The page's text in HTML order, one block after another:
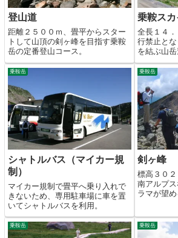
登山道
距離２５００ｍ、畳平からスター
トして山頂の剣ヶ峰を目指す乗鞍
岳の定番登山コース。
乗鞍ス
全長１４
行禁止と
を結ぶ山岳
乗鞍岳
シャトルバス（マイカー規
制）
マイカー規制で畳平へ乗り入れで
きないため、専用駐車場に車を置
いてシャトルバスを利用。
乗鞍岳
剣ヶ峰
標高３０
南アルプ
ラマが望め
乗鞍岳 乗鞍岳